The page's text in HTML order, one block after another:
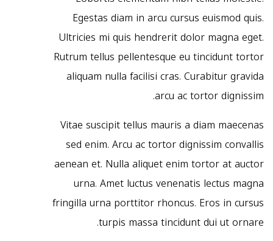
Egestas diam in arcu cursus euismod quis.
Ultricies mi quis hendrerit dolor magna eget.
Rutrum tellus pellentesque eu tincidunt tortor
aliquam nulla facilisi cras. Curabitur gravida
arcu ac tortor dignissim.
Vitae suscipit tellus mauris a diam maecenas
sed enim. Arcu ac tortor dignissim convallis
aenean et. Nulla aliquet enim tortor at auctor
urna. Amet luctus venenatis lectus magna
fringilla urna porttitor rhoncus. Eros in cursus
turpis massa tincidunt dui ut ornare.